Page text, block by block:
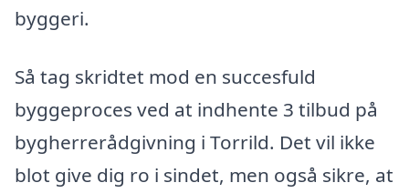
byggeri.
Så tag skridtet mod en succesfuld
byggeproces ved at indhente 3 tilbud på
bygherrerådgivning i Torrild. Det vil ikke
blot give dig ro i sindet, men også sikre, at